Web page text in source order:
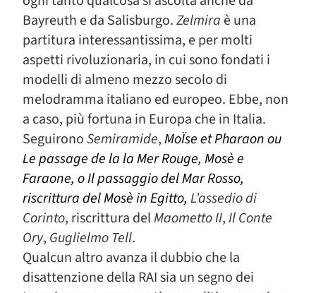
Bayreuth e da Salisburgo.Zelmira è una
partitura interessantissima, e per molti
aspetti rivoluzionaria, in cui sono fondati i
modelli di almeno mezzo secolo di
melodramma italiano ed europeo. Ebbe, non
a caso, più fortuna in Europa che in Italia.
SeguironoSemiramide,MoÏse et Pharaon ou
Le passage de la la Mer Rouge, Mosè e
Faraone, o Il passaggio del Mar Rosso,
riscrittura delMosè in Egitto, L’assedio di
Corinto, riscrittura delMaometto II,Il Conte
Ory, Guglielmo Tell.
Qualcun altro avanza il dubbio che la
disattenzione della RAI sia un segno dei